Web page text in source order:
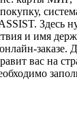
Здесь
и имя
заказе.
вас на